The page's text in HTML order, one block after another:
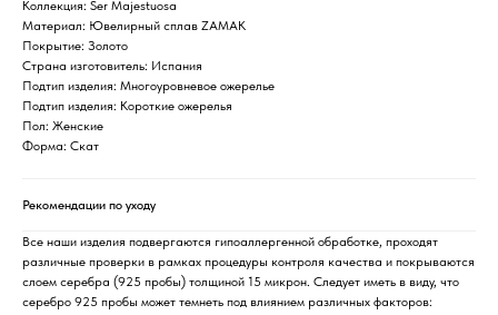
Коллекция: Ser Majestuosa
Материал: Ювелирный сплав ZAMAK
Покрытие: Золото
Страна изготовитель: Испания
Подтип изделия: Многоуровневое ожерелье
Подтип изделия: Короткие ожерелья
Пол: Женские
Форма: Скат
Рекомендации по уходу
Все наши изделия подвергаются гипоаллергенной обработке, проходят
различные проверки в рамках процедуры контроля качества и покрываются
слоем серебра (925 пробы) толщиной 15 микрон. Следует иметь в виду, что
серебро 925 пробы может темнеть под влиянием различных факторов: